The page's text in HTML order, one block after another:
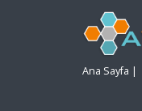
Ana Sayfa |